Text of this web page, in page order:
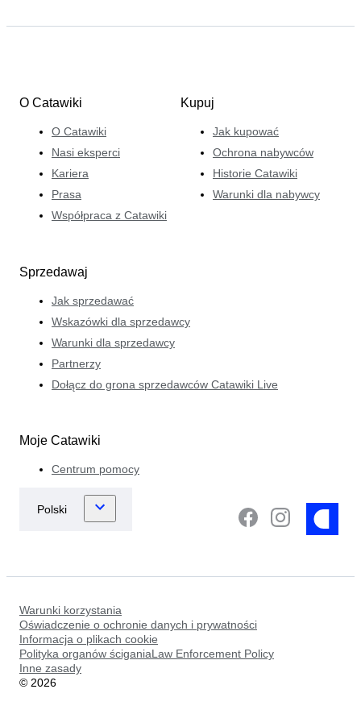
O Catawiki
O Catawiki
Nasi eksperci
Kariera
Prasa
Współpraca z Catawiki
Kupuj
Jak kupować
Ochrona nabywców
Historie Catawiki
Warunki dla nabywcy
Sprzedawaj
Jak sprzedawać
Wskazówki dla sprzedawcy
Warunki dla sprzedawcy
Partnerzy
Dołącz do grona sprzedawców Catawiki Live
Moje Catawiki
Centrum pomocy
Warunki korzystania
Oświadczenie o ochronie danych i prywatności
Informacja o plikach cookie
Polityka organów ściganiaLaw Enforcement Policy
Inne zasady
© 2026